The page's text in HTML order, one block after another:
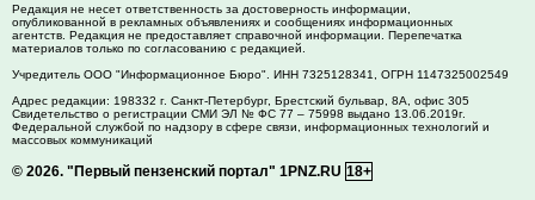
Редакция не несет ответственность за достоверность информации,
опубликованной в рекламных объявлениях и сообщениях информационных
агентств. Редакция не предоставляет справочной информации. Перепечатка
материалов только по согласованию с редакцией.
Учредитель ООО "Информационное Бюро". ИНН 7325128341, ОГРН 1147325002549
Адрес редакции: 198332 г. Санкт-Петербург, Брестский бульвар, 8А, офис 305
Свидетельство о регистрации СМИ ЭЛ № ФС 77 – 75998 выдано 13.06.2019г.
Федеральной службой по надзору в сфере связи, информационных технологий и
массовых коммуникаций
© 2026. "Первый пензенский портал" 1PNZ.RU 18+